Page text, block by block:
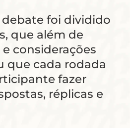
debate foi dividido
que além de
considerações
que cada rodada
fazer
réplicas e